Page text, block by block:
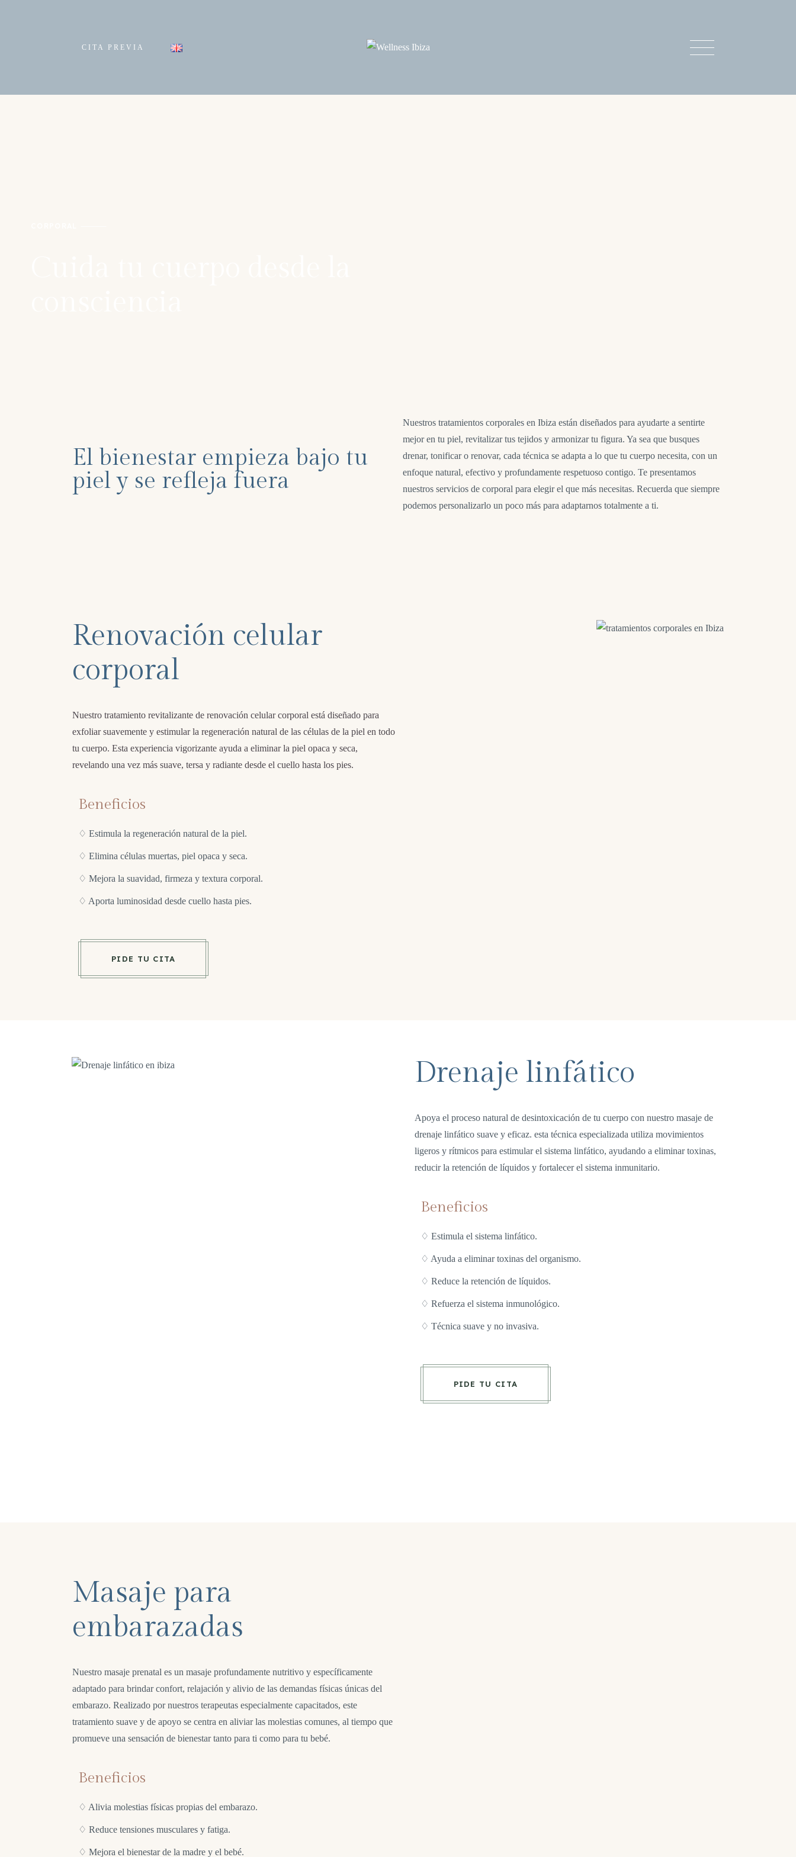
CITA PREVIA
El bienestar empieza bajo tu
piel y se refleja fuera
Nuestros tratamientos corporales en Ibiza están diseñados para ayudarte a sentirte
mejor en tu piel, revitalizar tus tejidos y armonizar tu figura. Ya sea que busques
drenar, tonificar o renovar, cada técnica se adapta a lo que tu cuerpo necesita, con un
enfoque natural, efectivo y profundamente respetuoso contigo. Te presentamos
nuestros servicios de corporal para elegir el que más necesitas. Recuerda que siempre
podemos personalizarlo un poco más para adaptarnos totalmente a ti.
Renovación celular
corporal
Nuestro tratamiento revitalizante de renovación celular corporal está diseñado para
exfoliar suavemente y estimular la regeneración natural de las células de la piel en todo
tu cuerpo. Esta experiencia vigorizante ayuda a eliminar la piel opaca y seca,
revelando una vez más suave, tersa y radiante desde el cuello hasta los pies.
Beneficios
♢ Estimula la regeneración natural de la piel.
♢ Elimina células muertas, piel opaca y seca.
♢ Mejora la suavidad, firmeza y textura corporal.
♢ Aporta luminosidad desde cuello hasta pies.
PIDE TU CITA
Drenaje linfático
Apoya el proceso natural de desintoxicación de tu cuerpo con nuestro masaje de
drenaje linfático suave y eficaz. esta técnica especializada utiliza movimientos
ligeros y rítmicos para estimular el sistema linfático, ayudando a eliminar toxinas,
reducir la retención de líquidos y fortalecer el sistema inmunitario.
Beneficios
♢ Estimula el sistema linfático.
♢ Ayuda a eliminar toxinas del organismo.
♢ Reduce la retención de líquidos.
♢ Refuerza el sistema inmunológico.
♢ Técnica suave y no invasiva.
PIDE TU CITA
Masaje para
embarazadas
Nuestro masaje prenatal es un masaje profundamente nutritivo y específicamente
adaptado para brindar confort, relajación y alivio de las demandas físicas únicas del
embarazo. Realizado por nuestros terapeutas especialmente capacitados, este
tratamiento suave y de apoyo se centra en aliviar las molestias comunes, al tiempo que
promueve una sensación de bienestar tanto para ti como para tu bebé.
Beneficios
♢ Alivia molestias físicas propias del embarazo.
♢ Reduce tensiones musculares y fatiga.
♢ Mejora el bienestar de la madre y el bebé.